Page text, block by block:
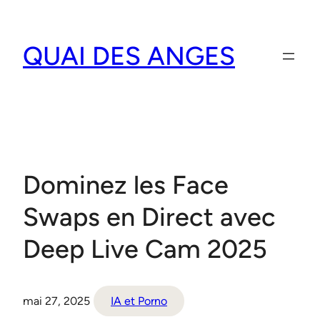
contenu
QUAI DES ANGES
Dominez les Face
Swaps en Direct avec
Deep Live Cam 2025
mai 27, 2025 IA et Porno